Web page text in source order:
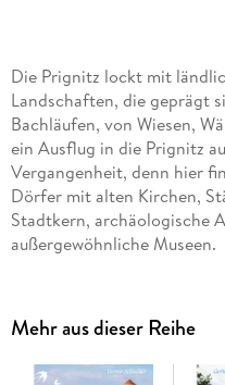
Die Prignitz lockt mit
Landschaften, die geprägt
Bachläufen, von Wiesen,
ein Ausflug in die Prignitz
Vergangenheit, denn hier
Dörfer mit alten Kirchen,
Stadtkern, archäologische
außergewöhnliche Museen.
Mehr aus dieser Reihe